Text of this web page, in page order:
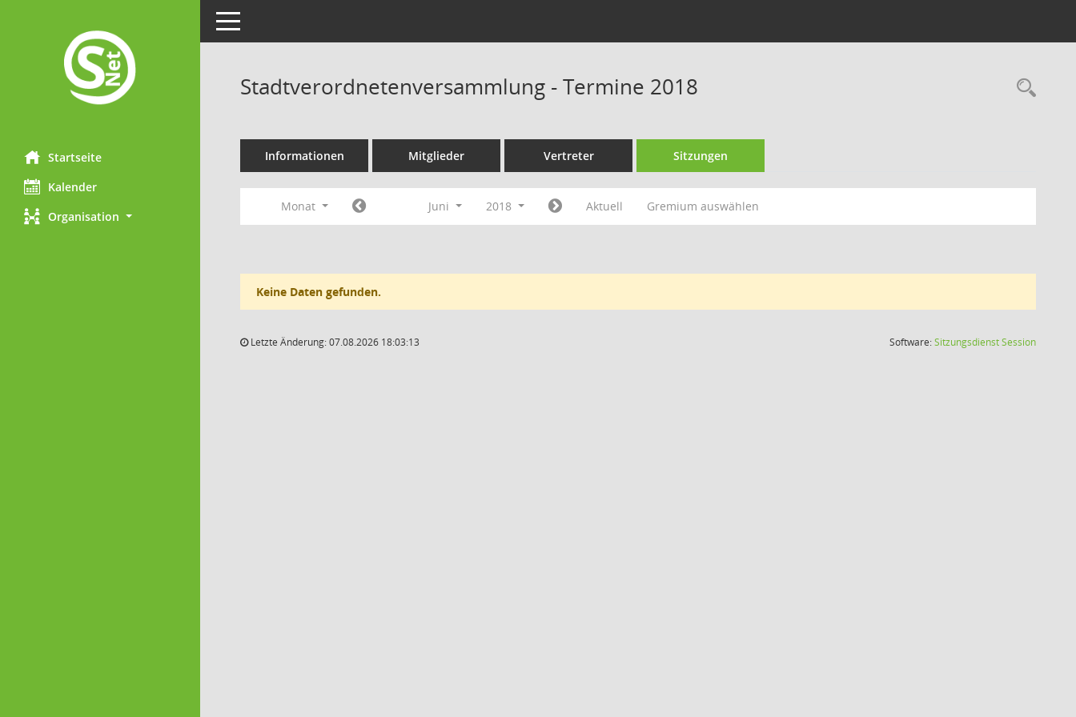
Startseite
Kalender
Organisation
Toggle navigation
Stadtverordnetenversammlung - Termine 2018
Informationen Mitglieder Vertreter Sitzungen
Monat Juni 2018 Aktuell Gremium auswählen
Keine Daten gefunden.
Letzte Änderung: 07.08.2026 18:03:13 Software:SitzungsdienstSession(Wird in